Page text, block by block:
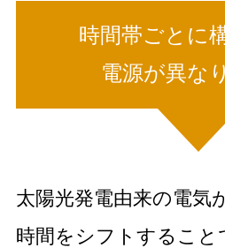
時間帯ごとに
電源が異な
太陽光発電由来の電気
時間をシフトすること